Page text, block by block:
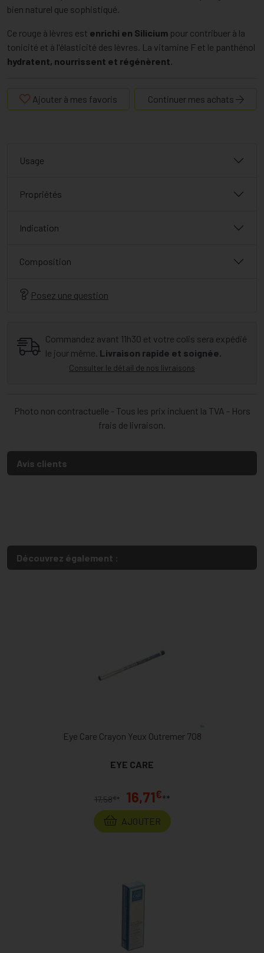
bien naturel que sophistiqué.
Ce rouge à lèvres est enrichi en Silicium pour contribuer à la
tonicité et à l'élasticité des lèvres. La vitamine F et le panthénol
hydratent, nourrissent et régénèrent.
Ajouter à mes favoris Continuer mes achats
Usage
Propriétés
Indication
Composition
Posez une question
Commandez avant 11h30 et votre colis sera expédié
le jour même. Livraison rapide et soignée.
Consulter le détail de nos livraisons
Photo non contractuelle - Tous les prix incluent la TVA - Hors
frais de livraison.
Avis clients
Découvrez également :
Eye Care Crayon Yeux Outremer 708
EYE CARE
17,58€ * 16,71€**
AJOUTER